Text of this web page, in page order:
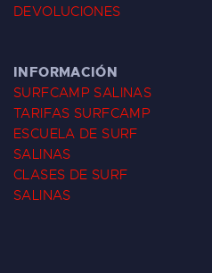
DEVOLUCIONES
INFORMACIÓN
SURFCAMP SALINAS
TARIFAS SURFCAMP
ESCUELA DE SURF
SALINAS
CLASES DE SURF
SALINAS